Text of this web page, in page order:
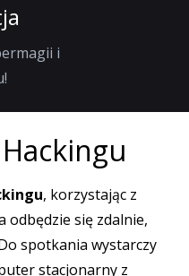
i
, korzystając z
odbędzie się zdalnie,
spotkania wystarczy
stacjonarny z